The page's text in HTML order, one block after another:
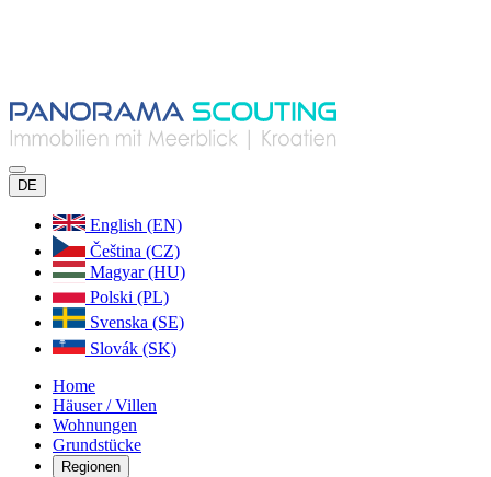
DE
English (EN)
Čeština (CZ)
Magyar (HU)
Polski (PL)
Svenska (SE)
Slovák (SK)
Home
Häuser / Villen
Wohnungen
Grundstücke
Regionen